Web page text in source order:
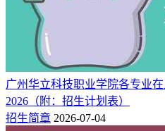
牡丹江医科大学2026年的录取
作全部结束后才会正式公布。
今年报考该校大约需要多少分
招生数据。
（一）2025年录取分数线
2025年牡丹江医科大学在重庆
广州华立科技职业学院各专业
2026（附：招生计划表）
招生简章 2026-07-04